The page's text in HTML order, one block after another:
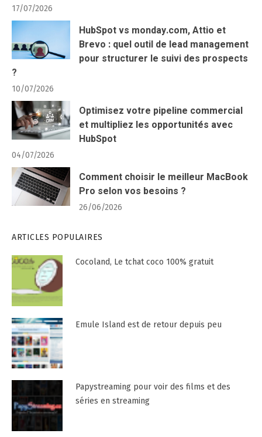
17/07/2026
HubSpot vs monday.com, Attio et
Brevo : quel outil de lead management
pour structurer le suivi des prospects
?
10/07/2026
Optimisez votre pipeline commercial
et multipliez les opportunités avec
HubSpot
04/07/2026
Comment choisir le meilleur MacBook
Pro selon vos besoins ?
26/06/2026
ARTICLES POPULAIRES
Cocoland, Le tchat coco 100% gratuit
Emule Island est de retour depuis peu
Papystreaming pour voir des films et des
séries en streaming